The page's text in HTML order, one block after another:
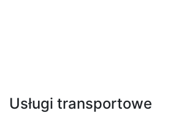
Usługi transportowe